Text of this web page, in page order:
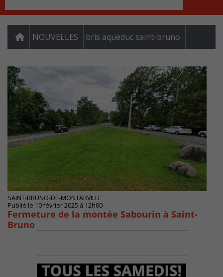
NOUVELLES bris aqueduc saint-bruno
SAINT-BRUNO-DE-MONTARVILLE
Publié le 10 février 2025 à 12h00
Fermeture de la montée Sabourin à Saint-
Bruno